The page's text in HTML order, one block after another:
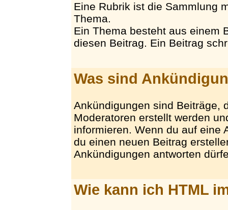
Eine Rubrik ist die Sammlung
Thema.
Ein Thema besteht aus einem
diesen Beitrag. Ein Beitrag
Was sind
Ankündigungen sind Beiträge,
Moderatoren erstellt werden
informieren. Wenn du auf eine
du einen neuen Beitrag
Ankündigungen antworten
Wie kann ich HTML